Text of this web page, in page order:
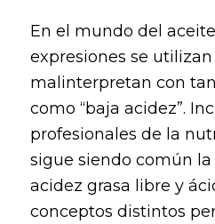
En el mundo del
expresiones se
malinterpretan con
como “baja acidez”.
profesionales de la
sigue siendo común
acidez grasa libre y
conceptos distintos